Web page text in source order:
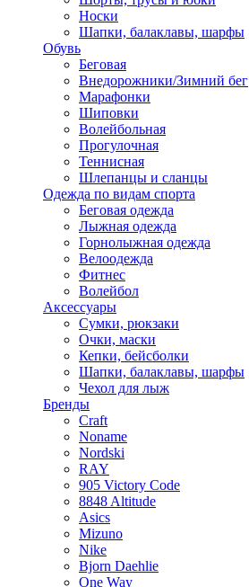
Носки
Шапки, балаклавы, шарфы
Обувь
Беговая
Внедорожники/Зимний бег
Марафонки
Шиповки
Волейбольная
Прогулочная
Теннисная
Шлепанцы и сланцы
Одежда по видам спорта
Беговая одежда
Лыжная одежда
Горнолыжная одежда
Велоодежда
Фитнес
Волейбол
Аксессуары
Сумки, рюкзаки
Очки, маски
Кепки, бейсболки
Шапки, балаклавы, шарфы
Чехол для лыж
Бренды
Craft
Noname
Nordski
RAY
905 Victory Code
8848 Altitude
Asics
Mizuno
Nike
Bjorn Daehlie
One Way